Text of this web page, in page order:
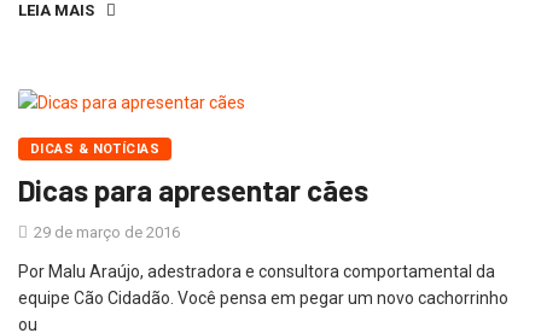
LEIA MAIS
DICAS & NOTÍCIAS
Dicas para apresentar cães
29 de março de 2016
Por Malu Araújo, adestradora e consultora comportamental da
equipe Cão Cidadão. Você pensa em pegar um novo cachorrinho
ou